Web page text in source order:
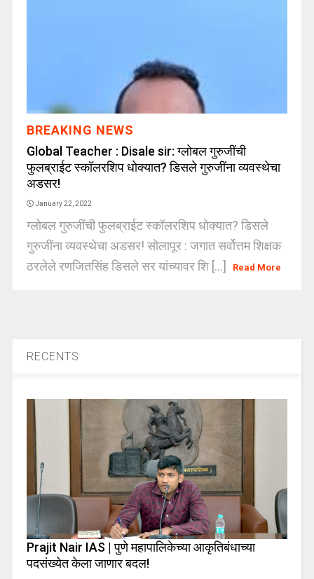
BREAKING NEWS
Global Teacher : Disale sir: ग्लोबल गुरुजींची
फुलब्राईट स्कॉलरशिप धोक्यात? डिसले गुरुजींना व्यवस्थेचा
अडसर!
January 22, 2022
ग्लोबल गुरुजींची फुलब्राईट स्कॉलरशिप धोक्यात? डिसले
गुरुजींना व्यवस्थेचा अडसर! सोलापूर : जगात सर्वोत्तम शिक्षक
ठरलेले रणजितसिंह डिसले सर यांच्यावर शि [...]
Read More
RECENTS
Prajit Nair IAS | पुणे महापालिकेच्या आकृतिबंधाच्या
पदसंख्येत केला जाणार बदल!